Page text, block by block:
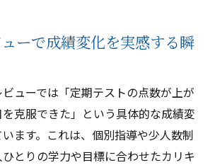
ーで成績変化を実感する瞬
ューでは「定期テストの点数が上が
克服できた」という具体的な成績変
ます。これは、個別指導や少人数制
とりの学力や目標に合わせたカリキ